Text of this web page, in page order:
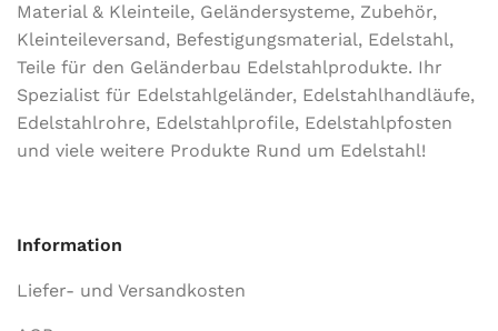
Material & Kleinteile, Geländersysteme, Zubehör,
Kleinteileversand, Befestigungsmaterial, Edelstahl,
Teile für den Geländerbau Edelstahlprodukte. Ihr
Spezialist für Edelstahlgeländer, Edelstahlhandläufe,
Edelstahlrohre, Edelstahlprofile, Edelstahlpfosten
und viele weitere Produkte Rund um Edelstahl!
Information
Liefer- und Versandkosten